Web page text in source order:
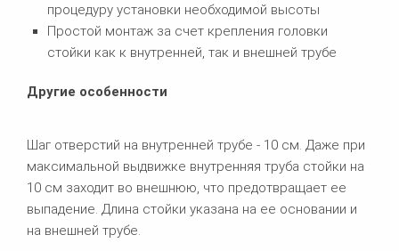
процедуру установки необходимой высоты
Простой монтаж за счет крепления головки
стойки как к внутренней, так и внешней трубе
Другие особенности
Шаг отверстий на внутренней трубе - 10 см. Даже при
максимальной выдвижке внутренняя труба стойки на
10 см заходит во внешнюю, что предотвращает ее
выпадение. Длина стойки указана на ее основании и
на внешней трубе.